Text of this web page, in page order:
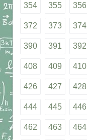
354 355 356
372 373 374
390 391 392
408 409 410
426 427 428
444 445 446
462 463 464